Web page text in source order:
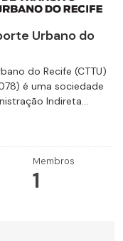
Urbano do
do Recife (CTTU)
é uma sociedade
Indireta...
Membros
1